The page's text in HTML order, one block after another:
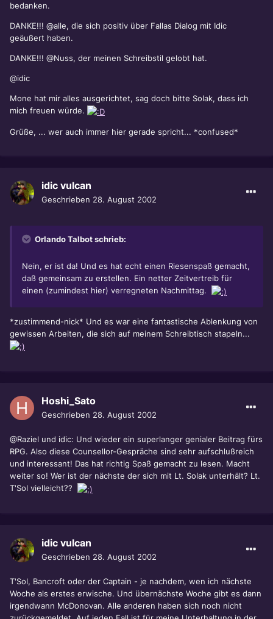
bedanken.
DANKE!!! @alle, die sich positiv über Fallas Dialog mit Idic
geäußert haben.
DANKE!!! @Nuss, der meinen Schreibstil gelobt hat.
@idic
Mone hat mir alles ausgerichtet, sag doch bitte Solak, dass ich
mich freuen würde.
Grüße, ... wer auch immer hier gerade spricht... *confused*
idic vulcan
Geschrieben 28. August 2002
Orlando Talbot schrieb:
Nein, er ist da! Und es hat echt einen Riesenspaß gemacht,
daß gemeinsam zu erstellen. Ein netter Zeitvertreib für
einen (zumindest hier) verregneten Nachmittag.
*zustimmend-nick* Und es war eine fantastische Ablenkung von
gewissen Arbeiten, die sich auf meinem Schreibtisch stapeln...
Hoshi_Sato
Geschrieben 28. August 2002
@Raziel und idic: Und wieder ein superlanger genialer Beitrag fürs
RPG. Also diese Counsellor-Gespräche sind sehr aufschlußreich
und interessant! Das hat richtig Spaß gemacht zu lesen. Macht
weiter so! Wer ist der nächste der sich mit Lt. Solak unterhält? Lt.
T'Sol vielleicht??
idic vulcan
Geschrieben 28. August 2002
T'Sol, Bancroft oder der Captain - je nachdem, wen ich nächste
Woche als erstes erwische. Und übernächste Woche gibt es dann
irgendwann McDonovan. Alle anderen haben sich noch nicht